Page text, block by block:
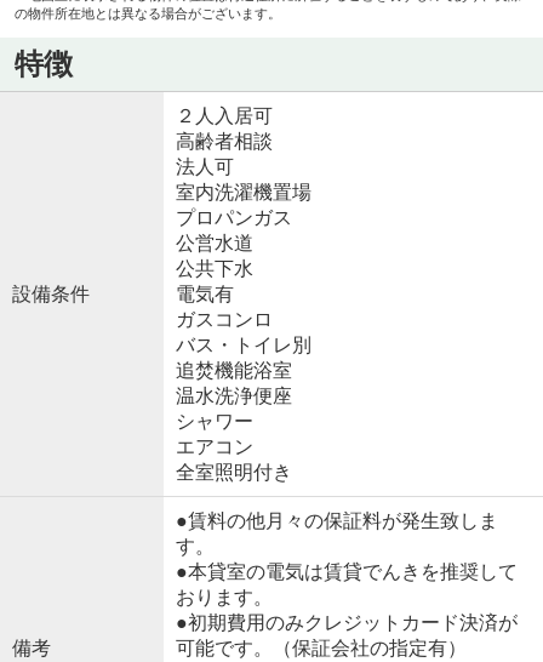
の物件所在地とは異なる場合がございます。
特徴
設備条件
２人入居可
高齢者相談
法人可
室内洗濯機置場
プロパンガス
公営水道
公共下水
電気有
ガスコンロ
バス・トイレ別
追焚機能浴室
温水洗浄便座
シャワー
エアコン
全室照明付き
備考
●賃料の他月々の保証料が発生致しま
す。
●本貸室の電気は賃貸でんきを推奨して
おります。
●初期費用のみクレジットカード決済が
可能です。（保証会社の指定有）